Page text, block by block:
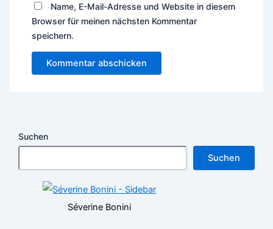
Name, E-Mail-Adresse und Website in diesem
Browser für meinen nächsten Kommentar
speichern.
Suchen
Suchen
Séverine Bonini